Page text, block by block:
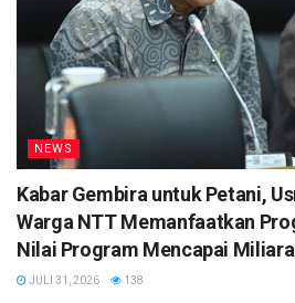
NEWS
Kabar Gembira untuk Petani,
Warga NTT Memanfaatkan
Nilai Program Mencapai
JULI 31, 2026 138